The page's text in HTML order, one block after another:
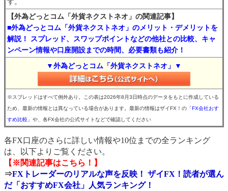
【外為どっとコム「外貨ネクストネオ」の関連記事】
■外為どっとコム「外貨ネクストネオ」のメリット・デメリットを
解説！ スプレッド、スワップポイントなどの他社との比較、キャ
ンペーン情報や口座開設までの時間、必要書類も紹介！
▼外為どっとコム「外貨ネクストネオ」▼
※スプレッドはすべて例外あり。この表は2026年8月3日時点のデータをもとに作成している
ため、最新の情報とは異なっている場合があります。最新の情報はザイFX！の 「FX会社おす
すめ比較」 や、各FX会社の公式サイトなどで確認してください
各FX口座のさらに詳しい情報や10位までの全ランキング
は、以下よりご覧ください。
【※関連記事はこちら！】
⇒FXトレーダーのリアルな声を反映！ ザイFX！読者が選ん
だ「おすすめFX会社」人気ランキング！